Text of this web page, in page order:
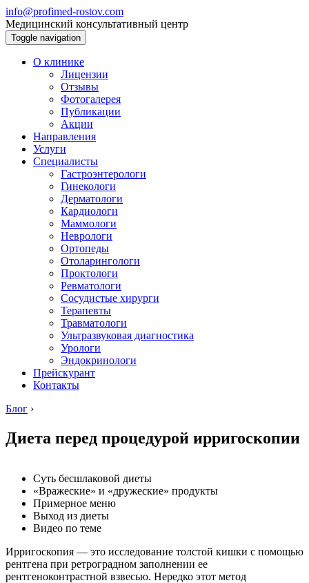
info@profimed-rostov.com
Медицинский консультативный центр
Toggle navigation
О клинике
Лицензии
Отзывы
Фотогалерея
Публикации
Акции
Направления
Услуги
Специалисты
Гастроэнтерологи
Гинекологи
Дерматологи
Кардиологи
Маммологи
Неврологи
Ортопеды
Отоларингологи
Проктологи
Ревматологи
Сосудистые хирурги
Терапевты
Травматологи
Ультразвуковая диагностика
Урологи
Эндокринологи
Прейскурант
Контакты
Блог ›
Диета перед процедурой ирригоскопии
Суть бесшлаковой диеты
«Вражеские» и «дружеские» продукты
Примерное меню
Выход из диеты
Видео по теме
Ирригоскопия — это исследование толстой кишки с помощью
рентгена при ретроградном заполнении ее
рентгеноконтрастной взвесью. Нередко этот метод